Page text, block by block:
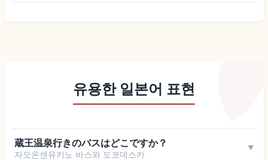
유용한 일본어 표현
蔵王温泉行きのバスはどこですか？
자오온센유키노 바스와 도코데스카
▼